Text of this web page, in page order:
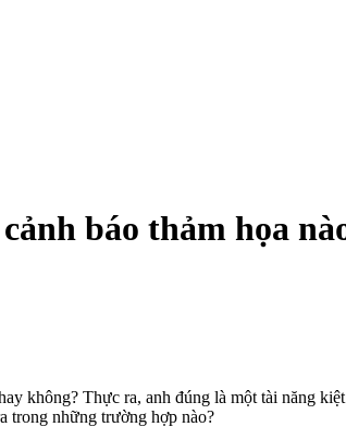
báo thảm họa
không? Thực ra, anh đúng là một tài năng
trong những trường hợp nào?